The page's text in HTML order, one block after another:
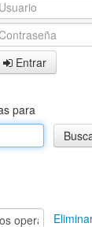
Entrar
para